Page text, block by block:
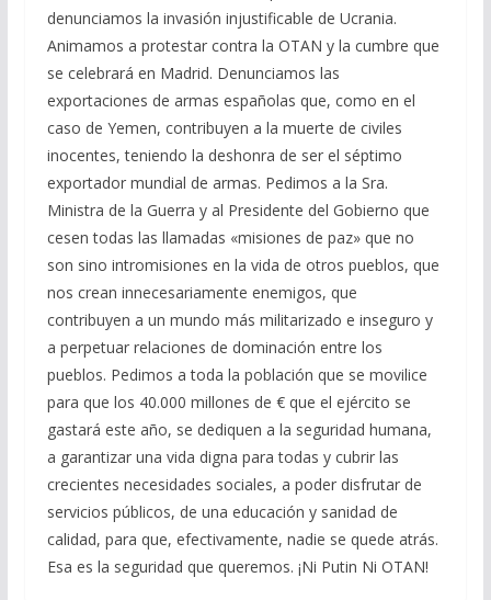
denunciamos la invasión injustificable de Ucrania.
Animamos a protestar contra la OTAN y la cumbre que
se celebrará en Madrid. Denunciamos las
exportaciones de armas españolas que, como en el
caso de Yemen, contribuyen a la muerte de civiles
inocentes, teniendo la deshonra de ser el séptimo
exportador mundial de armas. Pedimos a la Sra.
Ministra de la Guerra y al Presidente del Gobierno que
cesen todas las llamadas «misiones de paz» que no
son sino intromisiones en la vida de otros pueblos, que
nos crean innecesariamente enemigos, que
contribuyen a un mundo más militarizado e inseguro y
a perpetuar relaciones de dominación entre los
pueblos. Pedimos a toda la población que se movilice
para que los 40.000 millones de € que el ejército se
gastará este año, se dediquen a la seguridad humana,
a garantizar una vida digna para todas y cubrir las
crecientes necesidades sociales, a poder disfrutar de
servicios públicos, de una educación y sanidad de
calidad, para que, efectivamente, nadie se quede atrás.
Esa es la seguridad que queremos. ¡Ni Putin Ni OTAN!